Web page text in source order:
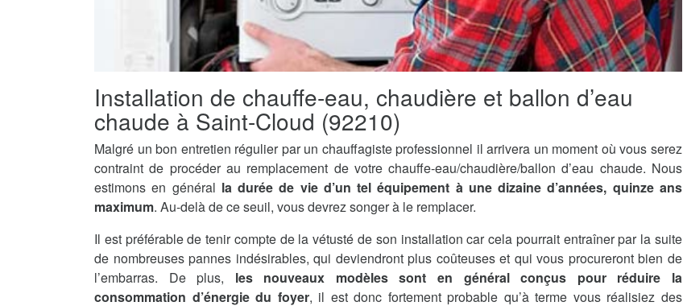
Installation de chauffe-eau, chaudière et ballon d’eau
chaude à Saint-Cloud (92210)
Malgré un bon entretien régulier par un chauffagiste professionnel il arrivera un moment où vous serez
contraint de procéder au remplacement de votre chauffe-eau/chaudière/ballon d’eau chaude. Nous
estimons en général la durée de vie d’un tel équipement à une dizaine d’années, quinze ans
maximum. Au-delà de ce seuil, vous devrez songer à le remplacer.
Il est préférable de tenir compte de la vétusté de son installation car cela pourrait entraîner par la suite
de nombreuses pannes indésirables, qui deviendront plus coûteuses et qui vous procureront bien de
l’embarras. De plus, les nouveaux modèles sont en général conçus pour réduire la
consommation d’énergie du foyer, il est donc fortement probable qu’à terme vous réalisiez des